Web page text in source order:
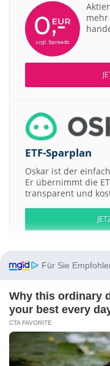
ETF-Sparplan
Oskar ist der
Er übernimmt die
transparent und
Aktien ATX DAX
Dc Infotech And
Interests Series - 1971
Für Sie
Why this ordinary
your best every
CTA FAVORITE